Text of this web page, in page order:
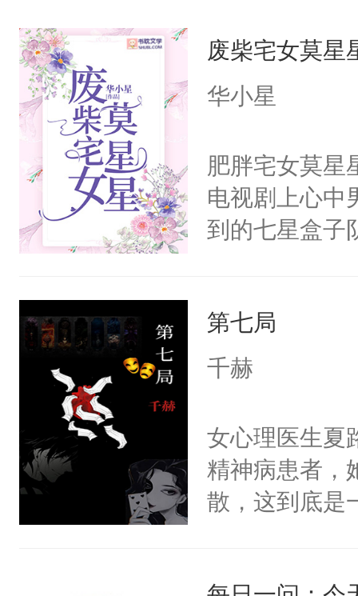
废柴宅女莫星
华小星
肥胖宅女莫星
电视剧上心中
到的七星盒子
重生，莫星星
体，在莫星星
流苏容貌冠
宫宴上见到三
竭虑，但异域
宴包裹里，有
武流苏势要查
第七局
千赫
女心理医生夏
精神病患者，
散，这到底是